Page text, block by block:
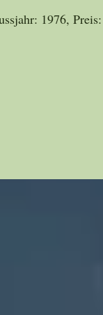
1976,